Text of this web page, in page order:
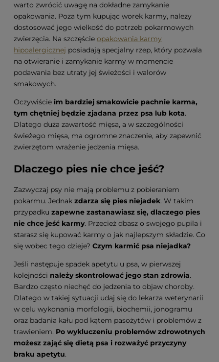
warto zwrócić uwagę na dokładne zamykanie
opakowania. Poza tym kupując worek karmy, należy
dostosować jego wielkość do potrzeb pokarmowych
zwierzęcia. Na szczęście opakowania karmy
hipoalergicznej posiadają specjalny rzep, który pozwala
na otwieranie i zamykanie karmy w momencie
podawania bez utraty jej świeżości i walorów
smakowych.
Oczywiście im bardziej smakowicie pachnie karma,
tym chętniej będzie zjadana przez psa lub kota.
Dlatego duża zawartość mięsa, a w szczególności
świeżego mięsa, ma ogromne znaczenie, aby zapewnić
zwierzętom wrażenie jedzenia mięsa.
Dlaczego pies nie chce jeść?
Zazwyczaj psy nie mają problemu z pobieraniem
pokarmu. Jednak zdarza się pies niejadek. W takim
przypadku zapewne zastanawiasz się, dlaczego pies
nie chce jeść karmy. Przecież dbasz o swojego pupila i
starasz się kupować karmy o jak najlepszym składzie. Co
się wobec tego dzieje? Czym karmić psa niejadka?
Jeśli następuje spadek apetytu u psa, w pierwszej
kolejności należy skontrolować jego stan zdrowia.
Bardzo często niechęć do jedzenia to objaw choroby.
Dlatego w takiej sytuacji udaj się do lekarza weterynarii
w celu wykonania morfologii, biochemii, jonogramu
oraz badania kału pod kątem pasożytów i problemów z
trawieniem. Po wykluczeniu problemów zdrowotnych
możesz zająć się dietą psa i rozważyć przyczyny
braku apetytu.